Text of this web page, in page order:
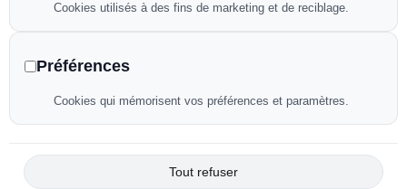
Flux RSS
Fiche d’établissement google
Cookies utilisés à des fins de marketing et de reciblage.
Préférences
Cookies qui mémorisent vos préférences et paramètres.
Tout refuser